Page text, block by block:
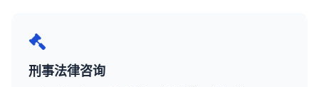
刑事法律咨询